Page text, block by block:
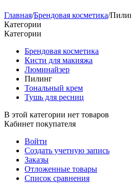
Главная/Брендовая косметика/
Категории
Категории
Брендовая косметика
Кисти для макияжа
Люминайзер
Пилинг
Тональный крем
Тушь для ресниц
В этой категории нет товаров
Кабинет покупателя
Войти
Создать учетную запись
Заказы
Отложенные товары
Список сравнения